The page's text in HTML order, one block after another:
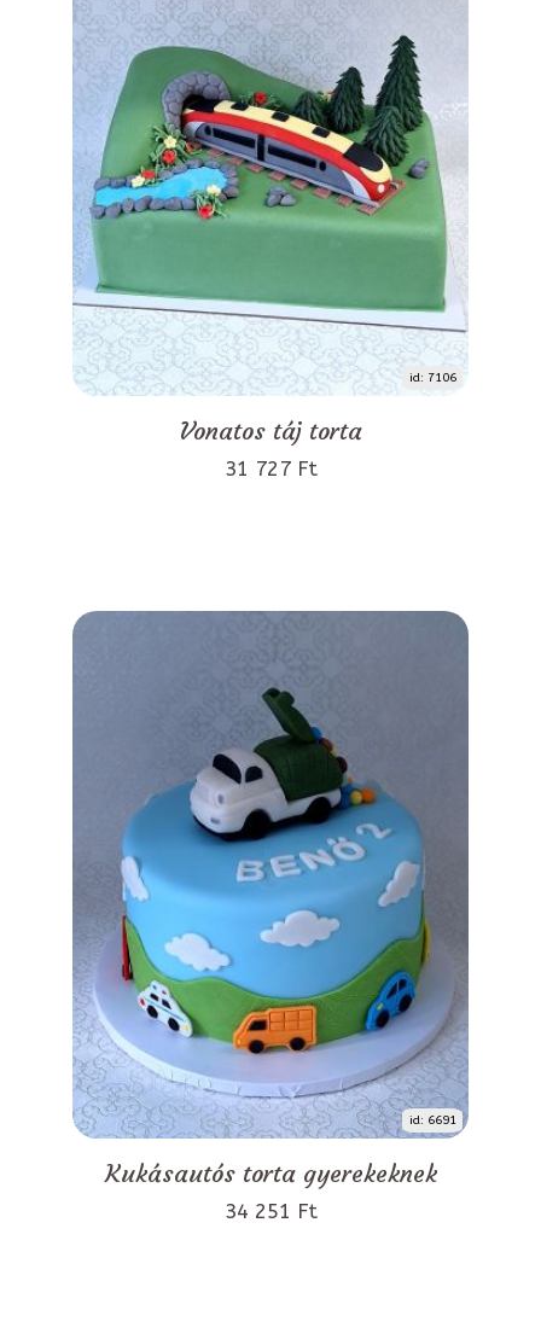
id: 7106
Vonatos táj torta
31 727 Ft
id: 6691
Kukásautós torta gyerekeknek
34 251 Ft